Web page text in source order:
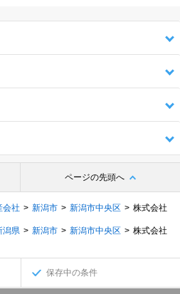
ページの先頭へ
会社 新潟市 新潟市中央区
株式会社
潟県 新潟市 新潟市中央区
株式会社
保存中の条件